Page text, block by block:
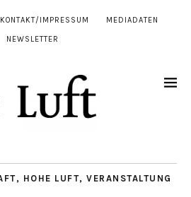
KONTAKT/IMPRESSUM MEDIADATEN
NEWSLETTER
, HOHE LUFT, VERANSTALTUNG